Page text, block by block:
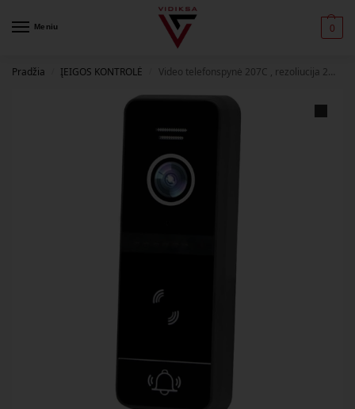
Meniu 0
Pradžia ĮEIGOS KONTROLĖ Video telefonspynė 207C , rezoliucija 2MP (magnetinė kortelė)